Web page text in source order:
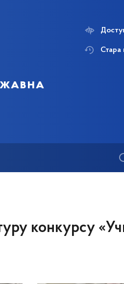
Стара
конкурсу